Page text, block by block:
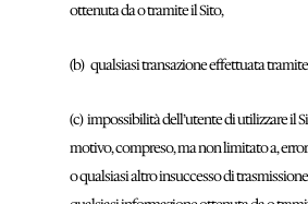
ottenuta da o tramite il Sito,
(b) qualsiasi transazione effettuata
(c) impossibilità dell’utente di utilizzare il
motivo, compreso, ma non limitato a,
o qualsiasi altro insuccesso di